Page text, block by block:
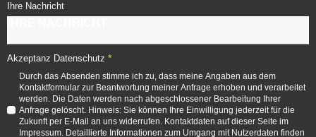
Ihre Nachricht
Akzeptanz Datenschutz *
Durch das Absenden stimme ich zu, dass meine Angaben aus dem
Kontaktformular zur Beantwortung meiner Anfrage erhoben und verarbeitet
werden. Die Daten werden nach abgeschlossener Bearbeitung Ihrer
Anfrage gelöscht. Hinweis: Sie können Ihre Einwilligung jederzeit für die
Zukunft per E-Mail an uns widerrufen. Kontaktdaten auf dieser Seite im
Impressum. Detaillierte Informationen zum Umgang mit Nutzerdaten finden